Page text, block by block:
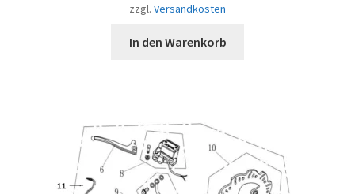
zzgl. Versandkosten
In den Warenkorb